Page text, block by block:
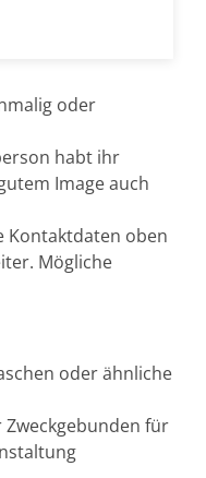
oder
habt ihr
Image auch
Kontaktdaten oben
Mögliche
oder ähnliche
für